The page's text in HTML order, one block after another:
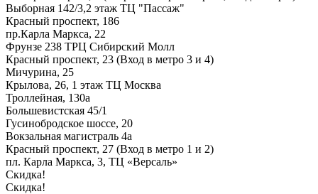
Выборная 142/3,2 этаж ТЦ "Пассаж"
Красный проспект, 186
пр.Карла Маркса, 22
Фрунзе 238 ТРЦ Сибирский Молл
Красный проспект, 23 (Вход в метро 3 и 4)
Мичурина, 25
Крылова, 26, 1 этаж ТЦ Москва
Троллейная, 130а
Большевистская 45/1
Гусинобродское шоссе, 20
Вокзальная магистраль 4а
Красный проспект, 27 (Вход в метро 1 и 2)
пл. Карла Маркса, 3, ТЦ «Версаль»
Скидка!
Скидка!